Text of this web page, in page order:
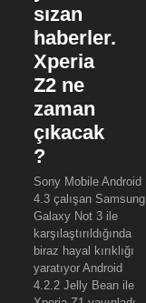
sızan
haberler.
Xperia
Z2 ne
zaman
çıkacak
?
Sony Mobile Android
4.3 çalışan Samsung
Galaxy Not 3 ile
karşılaştırıldığında
biraz hayal kırıklığı
yaratıyor Android
4.2.2 Jelly Bean ile